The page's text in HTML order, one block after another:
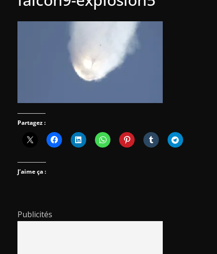
Partagez :
J’aime ça :
Publicités